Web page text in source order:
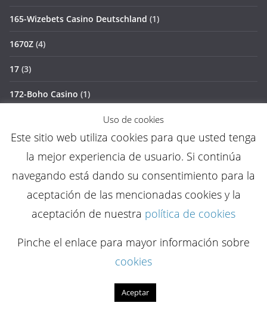
165-Wizebets Casino Deutschland (1)
1670Z (4)
17 (3)
172-Boho Casino (1)
18(3)
194 21bit Casino Einzahlung –(1)
196 21bit Casino VIP Club –(1)
1961(1)
Uso de cookies
Este sitio web utiliza cookies para que usted tenga
la mejor experiencia de usuario. Si continúa
navegando está dando su consentimiento para la
aceptación de las mencionadas cookies y la
aceptación de nuestra política de cookies
Pinche el enlace para mayor información sobre
cookies
Aceptar